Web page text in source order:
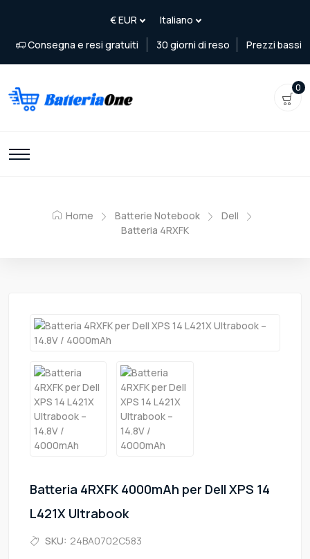
Consegna e resi gratuiti 30 giorni di reso Prezzi bassi
0
Home Batterie Notebook
Dell
Batteria 4RXFK
Batteria 4RXFK 4000mAh per Dell XPS 14
L421X Ultrabook
SKU: 24BA0702C583